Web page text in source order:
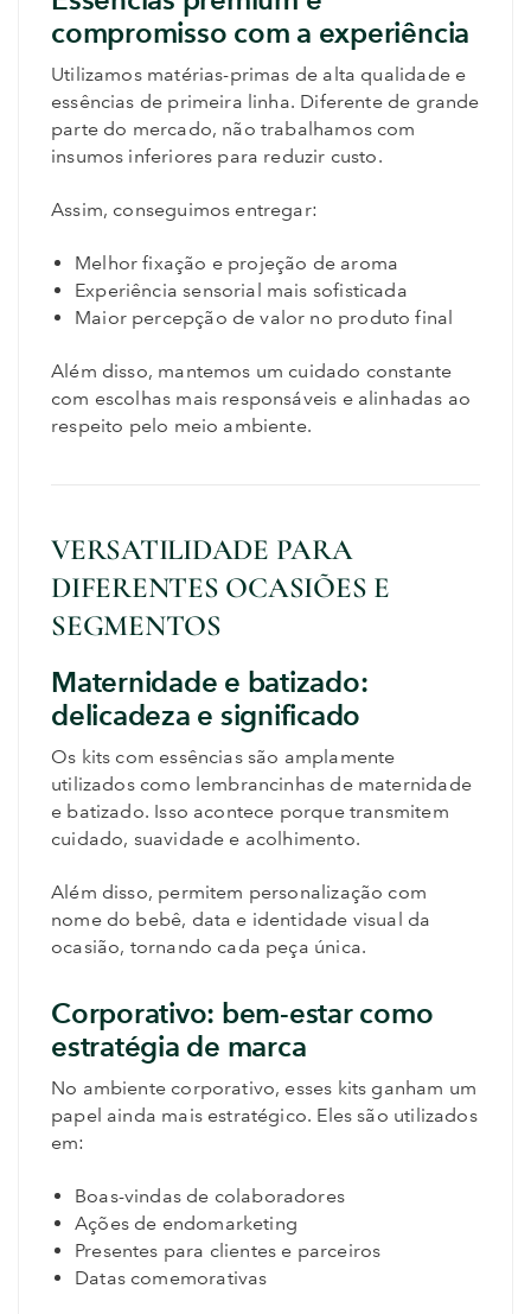
compromisso com a experiência
Utilizamos matérias-primas de alta qualidade e
essências de primeira linha. Diferente de grande
parte do mercado, não trabalhamos com
insumos inferiores para reduzir custo.
Assim, conseguimos entregar:
Melhor fixação e projeção de aroma
Experiência sensorial mais sofisticada
Maior percepção de valor no produto final
Além disso, mantemos um cuidado constante
com escolhas mais responsáveis e alinhadas ao
respeito pelo meio ambiente.
VERSATILIDADE PARA
DIFERENTES OCASIÕES E
SEGMENTOS
Maternidade e batizado:
delicadeza e significado
Os kits com essências são amplamente
utilizados como lembrancinhas de maternidade
e batizado. Isso acontece porque transmitem
cuidado, suavidade e acolhimento.
Além disso, permitem personalização com
nome do bebê, data e identidade visual da
ocasião, tornando cada peça única.
Corporativo: bem-estar como
estratégia de marca
No ambiente corporativo, esses kits ganham um
papel ainda mais estratégico. Eles são utilizados
em:
Boas-vindas de colaboradores
Ações de endomarketing
Presentes para clientes e parceiros
Datas comemorativas